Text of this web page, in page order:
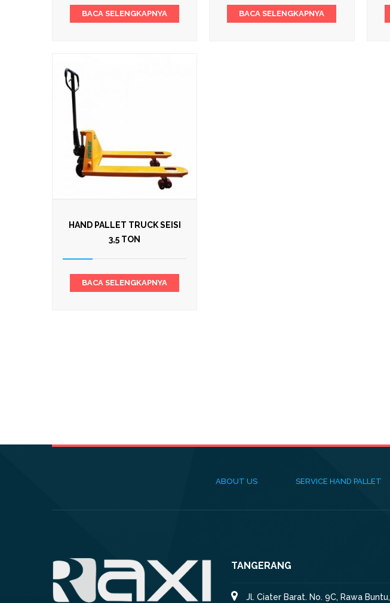
BACA SELENGKAPNYA BACA SELENGKAPNYA
HAND PALLET TRUCK SEISI
3,5 TON
BACA SELENGKAPNYA
ABOUT US SERVICE HAND PALLET
TANGERANG
Jl. Ciater Barat. No. 9C, Rawa Buntu,